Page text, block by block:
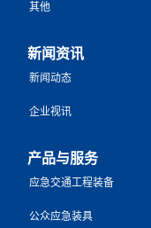
其他
新闻资讯
新闻动态
企业视讯
产品与服务
应急交通工程装备
公众应急装具